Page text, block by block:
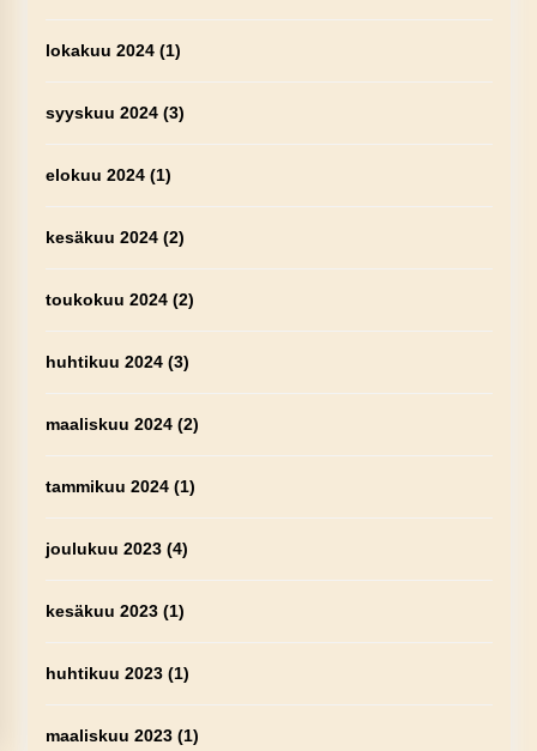
lokakuu 2024(1)
syyskuu 2024(3)
elokuu 2024(1)
kesäkuu 2024(2)
toukokuu 2024(2)
huhtikuu 2024(3)
maaliskuu 2024(2)
tammikuu 2024(1)
joulukuu 2023(4)
kesäkuu 2023(1)
huhtikuu 2023(1)
maaliskuu 2023(1)